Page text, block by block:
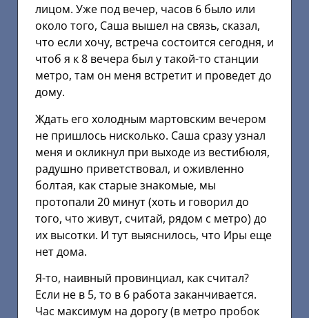
лицом. Уже под вечер, часов 6 было или
около того, Саша вышел на связь, сказал,
что если хочу, встреча состоится сегодня, и
чтоб я к 8 вечера был у такой-то станции
метро, там он меня встретит и проведет до
дому.
Ждать его холодным мартовским вечером
не пришлось нисколько. Саша сразу узнал
меня и окликнул при выходе из вестибюля,
радушно приветствовал, и оживленно
болтая, как старые знакомые, мы
протопали 20 минут (хоть и говорил до
того, что живут, считай, рядом с метро) до
их высотки. И тут выяснилось, что Иры еще
нет дома.
Я-то, наивный провинциал, как считал?
Если не в 5, то в 6 работа заканчивается.
Час максимум на дорогу (в метро пробок